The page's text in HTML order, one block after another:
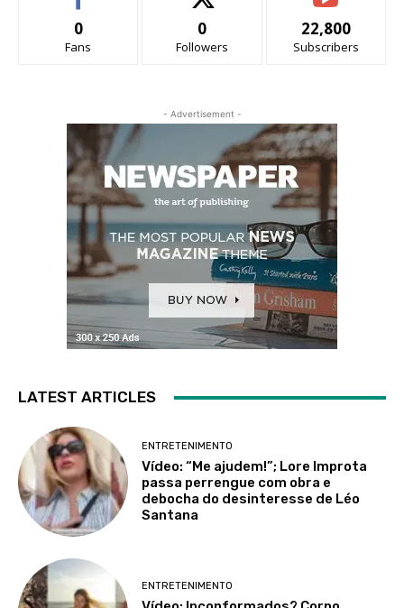
0
Fans
0
Followers
22,800
Subscribers
- Advertisement -
LATEST ARTICLES
ENTRETENIMENTO
Vídeo: “Me ajudem!”; Lore Improta
passa perrengue com obra e
debocha do desinteresse de Léo
Santana
ENTRETENIMENTO